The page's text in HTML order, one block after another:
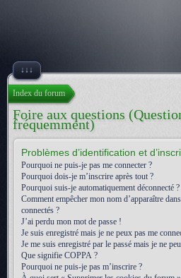
↓↓↓
Index du forum
Foire aux questions
fréquemment)
Problèmes d’identification et
Pourquoi ne puis-je pas me connecter ?
Pourquoi dois-je m’inscrire après tout ?
Pourquoi suis-je automatiquement déconnecté ?
Comment empêcher mon nom d’apparaître
connectés ?
J’ai perdu mon mot de passe !
Je suis enregistré mais je ne peux pas me
Je me suis enregistré par le passé mais je ne
Que signifie COPPA ?
Pourquoi ne puis-je pas m’inscrire ?